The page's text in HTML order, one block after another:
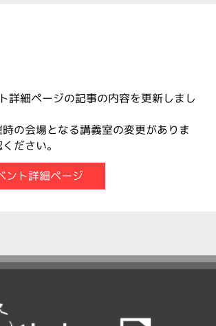
詳細ページの記事の内容を更新しまし
の会場となる講義室の変更がありま
ださい。
ント詳細ページ